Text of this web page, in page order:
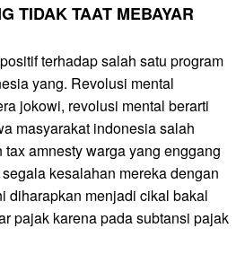
TIDAK TAAT MEBAYAR
terhadap salah satu program
yang. Revolusi mental
jokowi, revolusi mental berarti
masyarakat indonesia salah
amnesty warga yang enggang
kesalahan mereka dengan
diharapkan menjadi cikal bakal
pajak karena pada subtansi pajak